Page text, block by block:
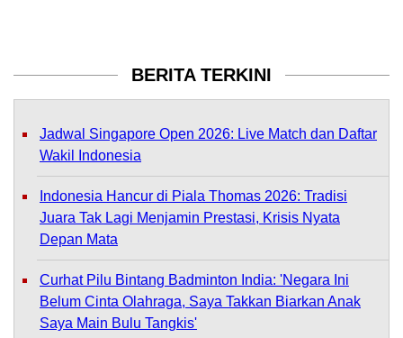
BERITA TERKINI
Jadwal Singapore Open 2026: Live Match dan Daftar
Wakil Indonesia
Indonesia Hancur di Piala Thomas 2026: Tradisi
Juara Tak Lagi Menjamin Prestasi, Krisis Nyata
Depan Mata
Curhat Pilu Bintang Badminton India: 'Negara Ini
Belum Cinta Olahraga, Saya Takkan Biarkan Anak
Saya Main Bulu Tangkis'